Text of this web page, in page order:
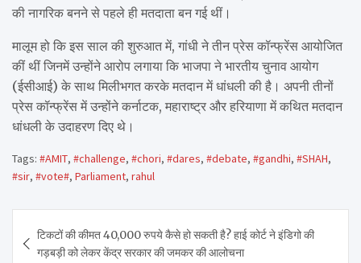
की नागरिक बनने से पहले ही मतदाता बन गई थीं।
मालूम हो कि इस साल की शुरुआत में, गांधी ने तीन प्रेस कॉन्फ्रेंस आयोजित
कीं थीं जिनमें उन्होंने आरोप लगाया कि भाजपा ने भारतीय चुनाव आयोग
(ईसीआई) के साथ मिलीभगत करके मतदान में धांधली की है। अपनी तीनों
प्रेस कॉन्फ्रेंस में उन्होंने कर्नाटक, महाराष्ट्र और हरियाणा में कथित मतदान
धांधली के उदाहरण दिए थे।
Tags: #AMIT, #challenge, #chori, #dares, #debate, #gandhi, #SHAH,
#sir, #vote#, Parliament, rahul
navigation
टिकटों की कीमत 40,000 रुपये कैसे हो सकती है? हाई कोर्ट ने इंडिगो की
गड़बड़ी को लेकर केंद्र सरकार की जमकर की आलोचना